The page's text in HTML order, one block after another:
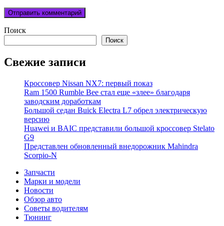
Поиск
Поиск
Свежие записи
Кроссовер Nissan NX7: первый показ
Ram 1500 Rumble Bee стал еще «злее» благодаря
заводским доработкам
Большой седан Buick Electra L7 обрел электрическую
версию
Huawei и BAIC представили большой кроссовер Stelato
G9
Представлен обновленный внедорожник Mahindra
Scorpio-N
Запчасти
Марки и модели
Новости
Обзор авто
Советы водителям
Тюнинг